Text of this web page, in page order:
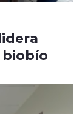
biobío